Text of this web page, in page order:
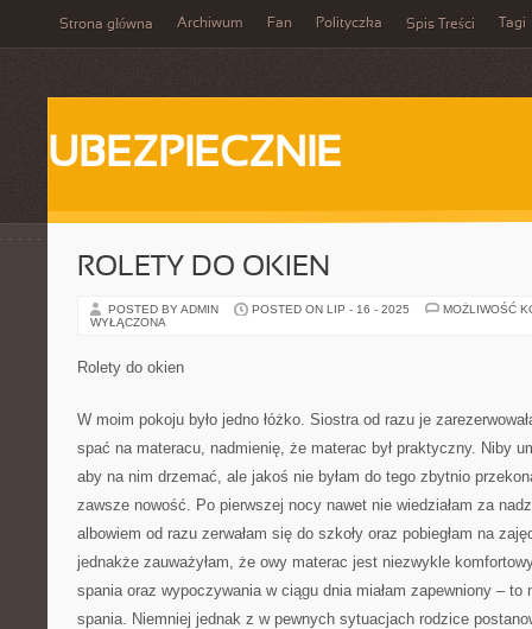
Strona główna Archiwum Fan Polityczka Spis Treści Tagi
UBEZPIECZNIE
ROLETY DO OKIEN
POSTED BY ADMIN POSTED ON LIP - 16 - 2025
MOŻLIWOŚĆ
WYŁĄCZONA
Rolety do okien
W moim pokoju było jedno łóżko. Siostra od razu je
spać na materacu, nadmienię, że materac był praktyczny. Niby
aby na nim drzemać, ale jakoś nie byłam do tego zbytnio
zawsze nowość. Po pierwszej nocy nawet nie wiedziałam za
albowiem od razu zerwałam się do szkoły oraz pobiegłam na
jednakże zauważyłam, że owy materac jest niezwykle
spania oraz wypoczywania w ciągu dnia miałam zapewniony –
spania. Niemniej jednak z w pewnych sytuacjach rodzice